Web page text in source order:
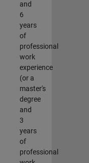
and
6
years
of
professional
work
experience
(or a
master's
degree
and
3
years
of
professional